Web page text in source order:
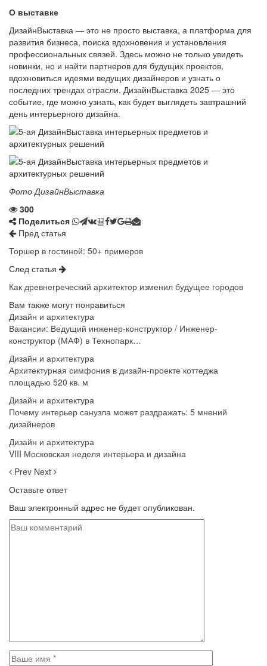
О выставке
ДизайнВыставка — это не просто выставка, а платформа для
развития бизнеса, поиска вдохновения и установления
профессиональных связей. Здесь можно не только увидеть
новинки, но и найти партнеров для будущих проектов,
вдохновиться идеями ведущих дизайнеров и узнать о
последних трендах отрасли. ДизайнВыставка 2025 — это
событие, где можно узнать, как будет выглядеть завтрашний
день интерьерного дизайна.
Фото ДизайнВыставка
300
Поделиться
Пред статья
Торшер в гостиной: 50+ примеров
След статья
Как древнегреческий архитектор изменил будущее городов
Вам также могут понравиться
Дизайн и архитектура
Вакансии: Ведущий инженер-конструктор / Инженер-
конструктор (МАФ) в Технопарк…
Дизайн и архитектура
Архитектурная симфония в дизайн-проекте коттеджа
площадью 520 кв. м
Дизайн и архитектура
Почему интерьер санузла может раздражать: 5 мнений
дизайнеров
Дизайн и архитектура
VIII Московская неделя интерьера и дизайна
Prev Next
Оставьте ответ
Ваш электронный адрес не будет опубликован.